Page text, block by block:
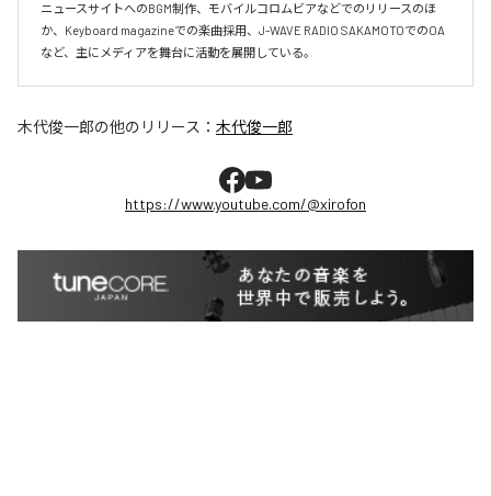
ニュースサイトへのBGM制作、モバイルコロムビアなどでのリリースのほ
か、Keyboard magazineでの楽曲採用、J-WAVE RADIO SAKAMOTOでのOA
など、主にメディアを舞台に活動を展開している。
木代俊一郎の他のリリース： 木代俊一郎
https://www.youtube.com/@xirofon